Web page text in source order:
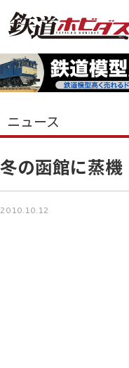
ニュース
冬の函館に蒸機
2010.10.12